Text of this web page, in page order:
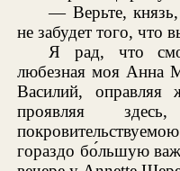
— Верьте, князь,
не забудет того, что
Я рад, что
любезная моя Анна
Василий,
проявляя
гораздо бо́льшую